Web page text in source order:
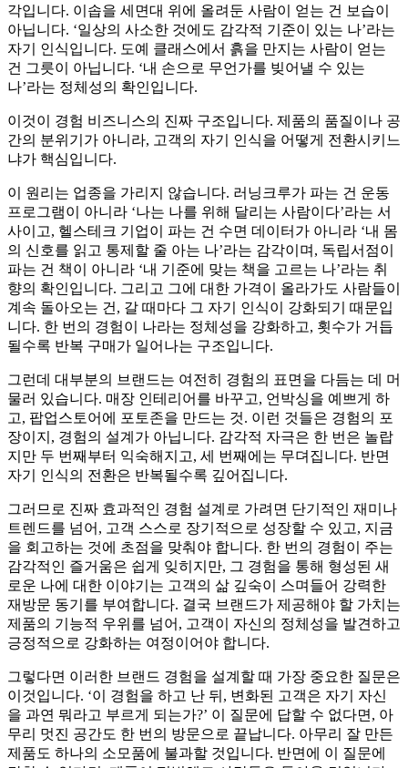
각입니다. 이솝을 세면대 위에 올려둔 사람이 얻는 건 보습이
아닙니다. ‘일상의 사소한 것에도 감각적 기준이 있는 나’라는
자기 인식입니다. 도예 클래스에서 흙을 만지는 사람이 얻는
건 그릇이 아닙니다. ‘내 손으로 무언가를 빚어낼 수 있는
나’라는 정체성의 확인입니다.
이것이 경험 비즈니스의 진짜 구조입니다. 제품의 품질이나 공
간의 분위기가 아니라, 고객의 자기 인식을 어떻게 전환시키느
냐가 핵심입니다.
이 원리는 업종을 가리지 않습니다. 러닝크루가 파는 건 운동
프로그램이 아니라 ‘나는 나를 위해 달리는 사람이다’라는 서
사이고, 헬스테크 기업이 파는 건 수면 데이터가 아니라 ‘내 몸
의 신호를 읽고 통제할 줄 아는 나’라는 감각이며, 독립서점이
파는 건 책이 아니라 ‘내 기준에 맞는 책을 고르는 나’라는 취
향의 확인입니다. 그리고 그에 대한 가격이 올라가도 사람들이
계속 돌아오는 건, 갈 때마다 그 자기 인식이 강화되기 때문입
니다. 한 번의 경험이 나라는 정체성을 강화하고, 횟수가 거듭
될수록 반복 구매가 일어나는 구조입니다.
그런데 대부분의 브랜드는 여전히 경험의 표면을 다듬는 데 머
물러 있습니다. 매장 인테리어를 바꾸고, 언박싱을 예쁘게 하
고, 팝업스토어에 포토존을 만드는 것. 이런 것들은 경험의 포
장이지, 경험의 설계가 아닙니다. 감각적 자극은 한 번은 놀랍
지만 두 번째부터 익숙해지고, 세 번째에는 무뎌집니다. 반면
자기 인식의 전환은 반복될수록 깊어집니다.
그러므로 진짜 효과적인 경험 설계로 가려면 단기적인 재미나
트렌드를 넘어, 고객 스스로 장기적으로 성장할 수 있고, 지금
을 회고하는 것에 초점을 맞춰야 합니다. 한 번의 경험이 주는
감각적인 즐거움은 쉽게 잊히지만, 그 경험을 통해 형성된 새
로운 나에 대한 이야기는 고객의 삶 깊숙이 스며들어 강력한
재방문 동기를 부여합니다. 결국 브랜드가 제공해야 할 가치는
제품의 기능적 우위를 넘어, 고객이 자신의 정체성을 발견하고
긍정적으로 강화하는 여정이어야 합니다.
그렇다면 이러한 브랜드 경험을 설계할 때 가장 중요한 질문은
이것입니다. ‘이 경험을 하고 난 뒤, 변화된 고객은 자기 자신
을 과연 뭐라고 부르게 되는가?’ 이 질문에 답할 수 없다면, 아
무리 멋진 공간도 한 번의 방문으로 끝납니다. 아무리 잘 만든
제품도 하나의 소모품에 불과할 것입니다. 반면에 이 질문에